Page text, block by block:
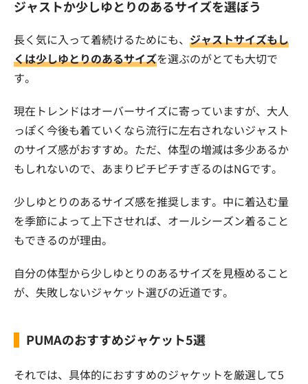
ジャストか少しゆとりのあるサイズを選ぼう
長く気に入って着続けるためにも、 ジャストサイズもし
くは少しゆとりのあるサイズを選ぶのがとても大切で
す。
現在トレンドはオーバーサイズに寄っていますが、大人
っぽく今後も着ていくなら流行に左右されないジャスト
のサイズ感がおすすめ。ただ、体型の増減は多少あるか
もしれないので、あまりピチピチすぎるのはNGです。
少しゆとりのあるサイズ感を推奨します。中に着込む量
を季節によって上下させれば、オールシーズン着ること
もできるのが理由。
自分の体型から少しゆとりのあるサイズを見極めること
が、失敗しないジャケット選びの近道です。
PUMAのおすすめジャケット5選
それでは、具体的におすすめのジャケットを厳選して5